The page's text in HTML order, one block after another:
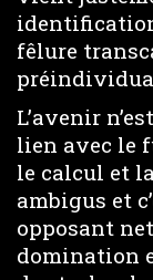
identification
fêlure
L’avenir
lien avec le
le calcul et
ambigus et
opposant
domination